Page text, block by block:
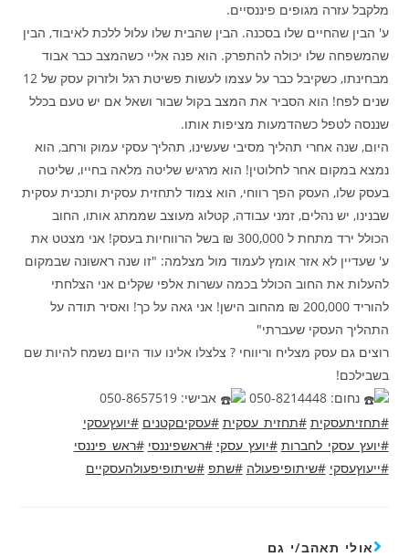
מלקבל עזרה מגופים פיננסיים.
ע' הבין שהחיים שלו בסכנה. הבין שהבית שלו עלול ללכת לאיבוד, הבין
שהמשפחה שלו יכולה להתפרק. הוא פנה אליי כשהמצב כבר אבוד
מבחינתו, כשקיבל כבר על עצמו לעשות פשיטת רגל ולזרוק עסק של 12
שנים לפח! הוא הסביר את המצב בקול שבור ושאל אם יש טעם בכלל
שננסה לטפל כשהדמעות מציפות אותו.
היום, שנה אחרי תהליך מסיבי שעשינו, תהליך עסקי עמוק ורחב, הוא
נמצא במקום אחר לחלוטין! הוא מרגיש שליטה מלאה בחייו, שליטה
בעסק שלו, העסק הפך רווחי, הוא צמוד לתחזית עסקית ותכנית עסקית
שבנינו, יש נהלים, זמני עבודה, קטלוג מעוצב שממתג אותו, החוב
הכולל ירד מתחת ל 300,000 ₪ בשל הרווחיות בעסק! אני מצטט את
ע' שעדיין לא אזר אומץ לעמוד מול מצלמה: "זו שנה ראשונה שבמקום
להעלות את החוב הכולל בכמה עשרות אלפי שקלים אני הצלחתי
להוריד 200,000 ₪ מהחוב הישן! אני גאה על כך! ואסיר תודה על
התהליך העסקי שעברתי"
רוצים גם עסק מצליח וריווחי ? צלצלו אלינו עוד היום נשמח להיות שם
בשבילכם!
נחום: 050-8214448
אבישי: 050-8657519
#תחזיתעסקית #תחזית_עסקית #עסקיםקטנים #יועץעסקי
#יועץ_עסקי_לחברות #יועץ_עסקי #ראשפיננסי #ראש_פיננסי
#ייעוץעסקי #שיתופיפעולה #שתפ #שיתופיפעולהעסקיים
אולי תאהב/י גם